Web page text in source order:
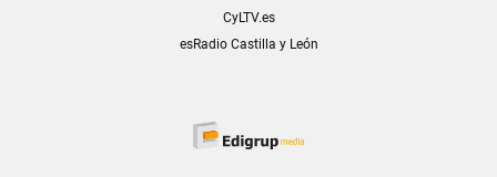
CyLTV.es
esRadio Castilla y León